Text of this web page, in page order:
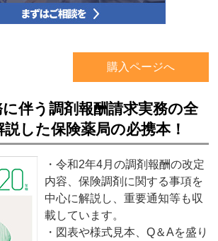
購入ページへ
伴う調剤報酬請求実務の全
した保険薬局の必携本！
・令和2年4月の調剤報酬の改定
内容、保険調剤に関する事項を
中心に解説し、重要通知等も収
載しています。
・図表や様式見本、Q＆Aを盛り